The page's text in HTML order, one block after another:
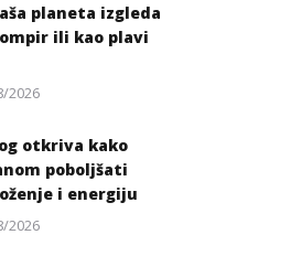
planeta izgleda
ili kao plavi
2026
otkriva kako
poboljšati
i energiju
2026